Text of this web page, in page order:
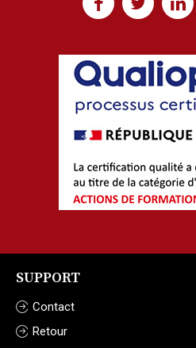
SUPPORT
Contact
Retour